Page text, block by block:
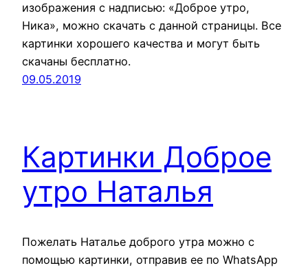
изображения с надписью: «Доброе утро,
Ника», можно скачать с данной страницы. Все
картинки хорошего качества и могут быть
скачаны бесплатно.
09.05.2019
Картинки Доброе
утро Наталья
Пожелать Наталье доброго утра можно с
помощью картинки, отправив ее по WhatsApp